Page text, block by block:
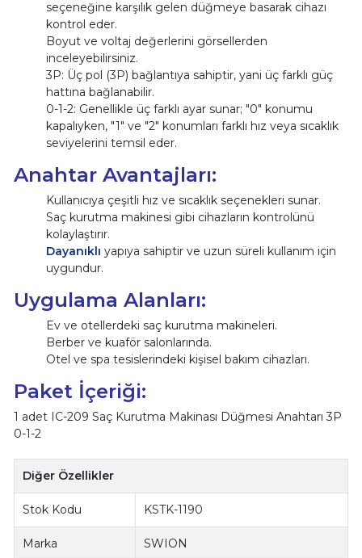
seçeneğine karşılık gelen düğmeye basarak cihazı
kontrol eder.
Boyut ve voltaj değerlerini görsellerden
inceleyebilirsiniz.
3P: Üç pol (3P) bağlantıya sahiptir, yani üç farklı güç
hattına bağlanabilir.
0-1-2: Genellikle üç farklı ayar sunar; "0" konumu
kapalıyken, "1" ve "2" konumları farklı hız veya sıcaklık
seviyelerini temsil eder.
Anahtar Avantajları:
Kullanıcıya çeşitli hız ve sıcaklık seçenekleri sunar.
Saç kurutma makinesi gibi cihazların kontrolünü
kolaylaştırır.
Dayanıklı yapıya sahiptir ve uzun süreli kullanım için
uygundur.
Uygulama Alanları:
Ev ve otellerdeki saç kurutma makineleri.
Berber ve kuaför salonlarında.
Otel ve spa tesislerindeki kişisel bakım cihazları.
Paket İçeriği:
1 adet IC-209 Saç Kurutma Makinası Düğmesi Anahtarı 3P
0-1-2
Diğer Özellikler
Stok Kodu KSTK-1190
Marka SWION